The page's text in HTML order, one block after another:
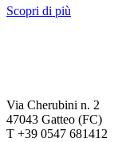
Scopri di più
Via Cherubini n. 2
47043 Gatteo (FC)
T +39 0547 681412